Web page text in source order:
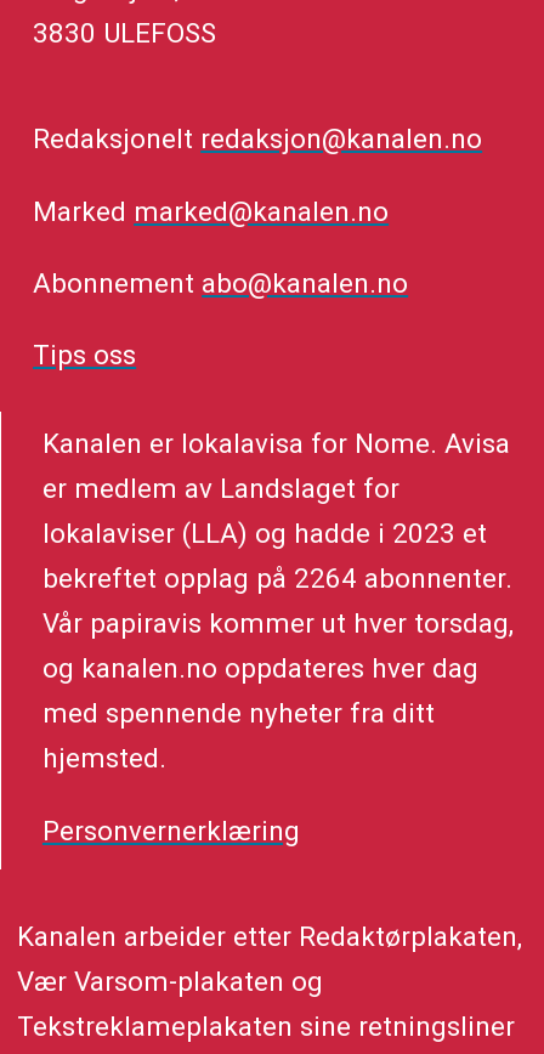
3830 ULEFOSS
Redaksjonelt redaksjon@kanalen.no
Marked marked@kanalen.no
Abonnement abo@kanalen.no
Tips oss
Kanalen er lokalavisa for Nome. Avisa
er medlem av Landslaget for
lokalaviser (LLA) og hadde i 2023 et
bekreftet opplag på 2264 abonnenter.
Vår papiravis kommer ut hver torsdag,
og kanalen.no oppdateres hver dag
med spennende nyheter fra ditt
hjemsted.
Personvernerklæring
Kanalen arbeider etter Redaktørplakaten,
Vær Varsom-plakaten og
Tekstreklameplakaten sine retningsliner